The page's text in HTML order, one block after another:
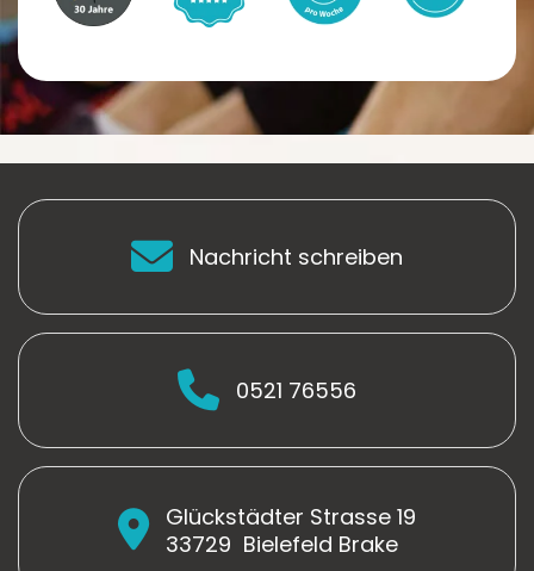
Nachricht schreiben
0521 76556
Glückstädter Strasse 19
33729 Bielefeld Brake